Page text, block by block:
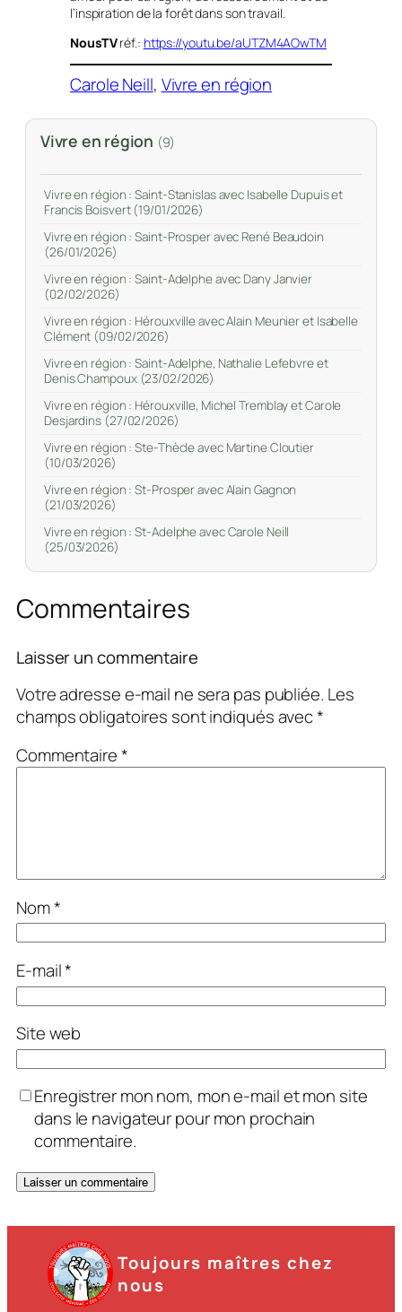
l’inspiration de la forêt dans son travail.
NousTVréf.: https://youtu.be/aUTZM4AOwTM
Carole Neill, Vivre en région
Vivre en région (9)
Vivre en région : Saint-Stanislas avec Isabelle Dupuis et
Francis Boisvert (19/01/2026)
Vivre en région : Saint-Prosper avec René Beaudoin
(26/01/2026)
Vivre en région : Saint-Adelphe avec Dany Janvier
(02/02/2026)
Vivre en région : Hérouxville avec Alain Meunier et Isabelle
Clément (09/02/2026)
Vivre en région : Saint-Adelphe, Nathalie Lefebvre et
Denis Champoux (23/02/2026)
Vivre en région : Hérouxville, Michel Tremblay et Carole
Desjardins (27/02/2026)
Vivre en région : Ste-Thècle avec Martine Cloutier
(10/03/2026)
Vivre en région : St-Prosper avec Alain Gagnon
(21/03/2026)
Vivre en région : St-Adelphe avec Carole Neill
(25/03/2026)
Commentaires
Laisser un commentaire
Votre adresse e-mail ne sera pas publiée. Les
champs obligatoires sont indiqués avec*
Commentaire*
Nom*
E-mail*
Site web
Enregistrer mon nom, mon e-mail et mon site
dans le navigateur pour mon prochain
commentaire.
Toujours maîtres chez
nous